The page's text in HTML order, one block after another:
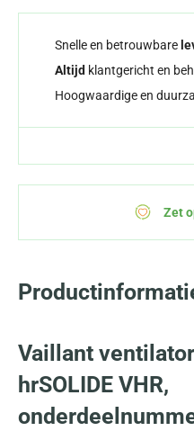
Snelle en betrouwbare
Altijd klantgericht en
Hoogwaardige en
Zet
Vaillant ventilator
hrSOLIDE VHR,